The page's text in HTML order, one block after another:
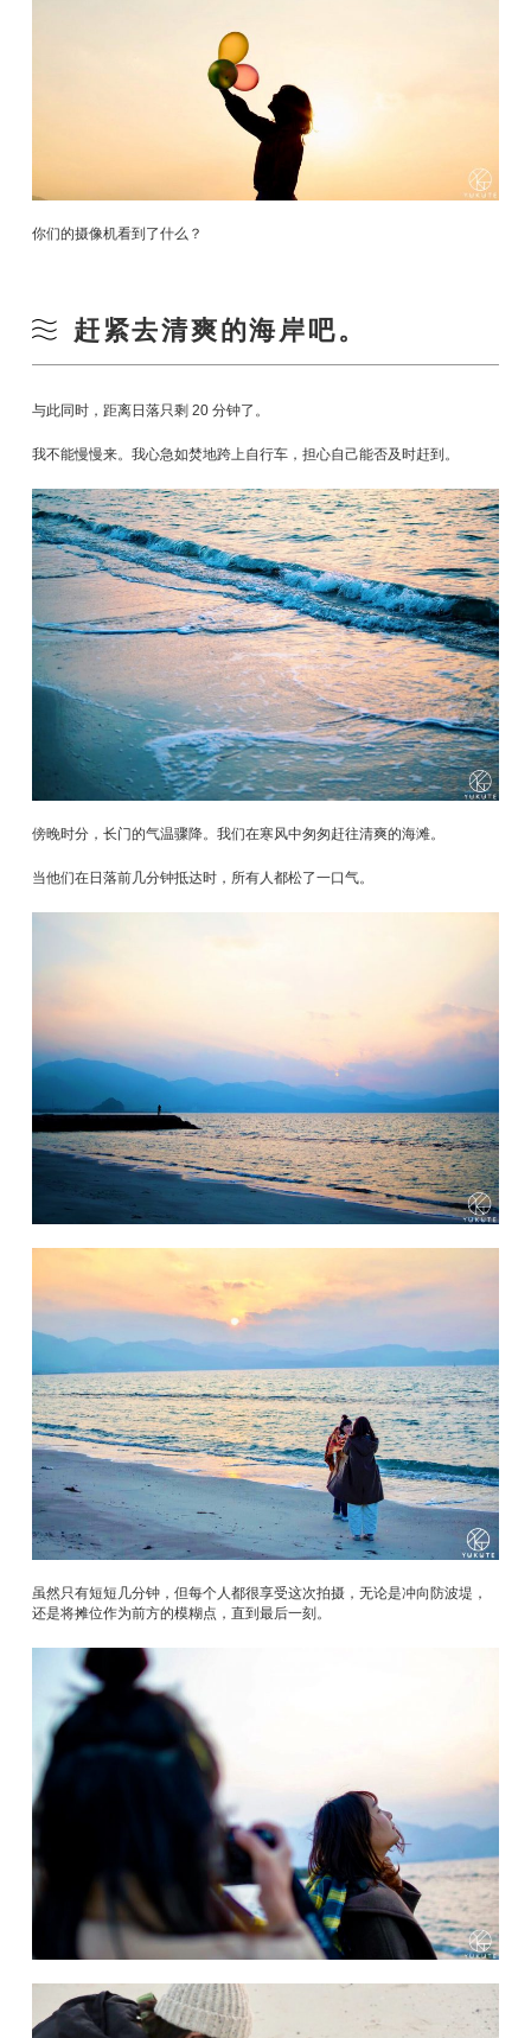
你们的摄像机看到了什么？
赶紧去清爽的海岸吧。
与此同时，距离日落只剩 20 分钟了。
我不能慢慢来。我心急如焚地跨上自行车，担心自己能否及时赶到。
傍晚时分，长门的气温骤降。我们在寒风中匆匆赶往清爽的海滩。
当他们在日落前几分钟抵达时，所有人都松了一口气。
虽然只有短短几分钟，但每个人都很享受这次拍摄，无论是冲向防波堤，
还是将摊位作为前方的模糊点，直到最后一刻。